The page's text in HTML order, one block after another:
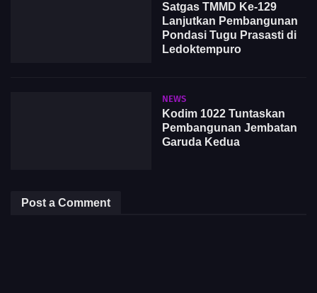
Satgas TMMD Ke-129
Lanjutkan Pembangunan
Pondasi Tugu Prasasti di
Ledoktempuro
NEWS
Kodim 1022 Tuntaskan
Pembangunan Jembatan
Garuda Kedua
Post a Comment